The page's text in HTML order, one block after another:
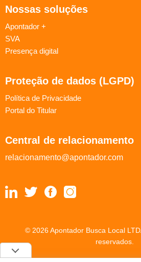
Nossas soluções
Apontador +
SVA
Presença digital
Proteção de dados (LGPD)
Política de Privacidade
Portal do Titular
Central de relacionamento
relacionamento@apontador.com
© 2026 Apontador Busca Local
reservados.